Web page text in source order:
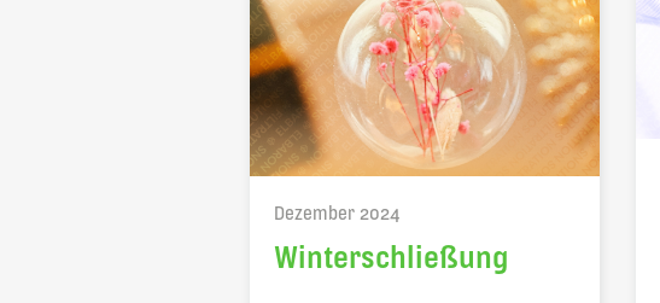
Dezember 2024
Winterschließung